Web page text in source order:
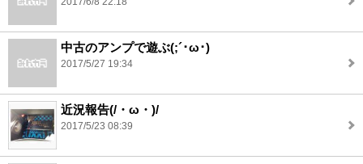
中古のアンプで遊ぶ(;´･ω･)
2017/5/27 19:34
近況報告(/・ω・)/
2017/5/23 08:39